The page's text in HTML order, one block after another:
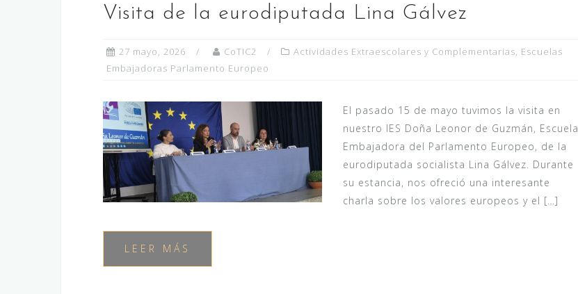
Visita de la eurodiputada Lina Gálvez
27 mayo, 2026 CoTIC2 Actividades Extraescolares y Complementarias, Escuelas
Embajadoras Parlamento Europeo
El pasado 15 de mayo tuvimos la visita en
nuestro IES Doña Leonor de Guzmán, Escuela
Embajadora del Parlamento Europeo, de la
eurodiputada socialista Lina Gálvez. Durante
su estancia, nos ofreció una interesante
charla sobre los valores europeos y el […]
LEER MÁS